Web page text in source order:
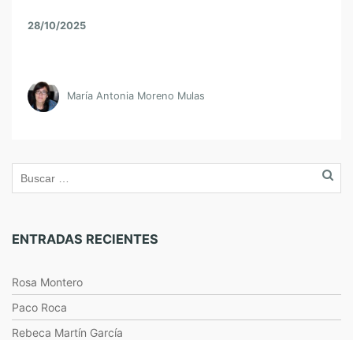
28/10/2025
María Antonia Moreno Mulas
ENTRADAS RECIENTES
Rosa Montero
Paco Roca
Rebeca Martín García